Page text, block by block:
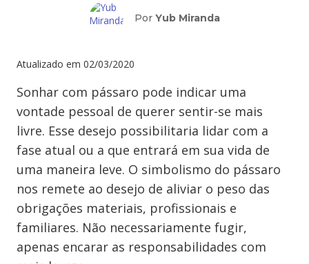
Por Yub Miranda
Atualizado em 02/03/2020
Sonhar com pássaro pode indicar uma
vontade pessoal de querer sentir-se mais
livre. Esse desejo possibilitaria lidar com a
fase atual ou a que entrará em sua vida de
uma maneira leve. O simbolismo do pássaro
nos remete ao desejo de aliviar o peso das
obrigações materiais, profissionais e
familiares. Não necessariamente fugir,
apenas encarar as responsabilidades com